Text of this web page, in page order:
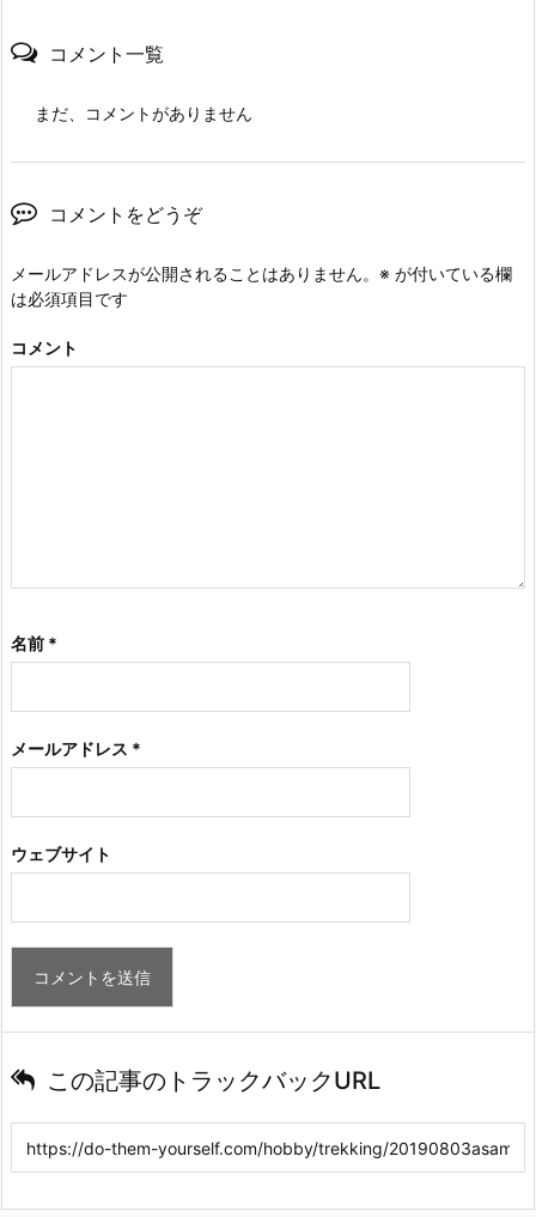
コメント一覧
まだ、コメントがありません
コメントをどうぞ
メールアドレスが公開されることはありません。 ※ が付いている欄
は必須項目です
コメント
名前 *
メールアドレス *
ウェブサイト
この記事のトラックバックURL